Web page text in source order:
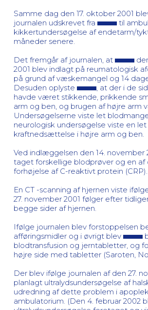
Samme dag den 17. oktober 2001
journalen udskrevet fra
til
kikkertundersøgelse af endetarm/
måneder senere.
Det fremgår af journalen, at
2001 blev indlagt på reumatologisk
på grund af væskemangel og 14
Desuden oplyste
, at der i de
havde været stikkende, prikkende
arm og ben, og brugen af højre arm
Undersøgelserne viste let
neurologisk undersøgelse viste en let
kraftnedsættelse i højre arm og ben.
Ved indlæggelsen den 14. november
taget forskellige blodprøver og en af
forhøjelse af C-reaktivt protein (CRP).
En CT -scanning af hjernen viste
27. november 2001 følger efter
begge sider af hjernen.
Ifølge journalen blev forstoppelsen
afføringsmidler og i øvrigt blev
blodtransfusion og jerntabletter, og
højre side med tabletter (Saroten,
Der blev ifølge journalen af den 27.
planlagt ultralydsundersøgelse af
udredning af dette problem i
ambulatorium. (Den 4. februar 2002